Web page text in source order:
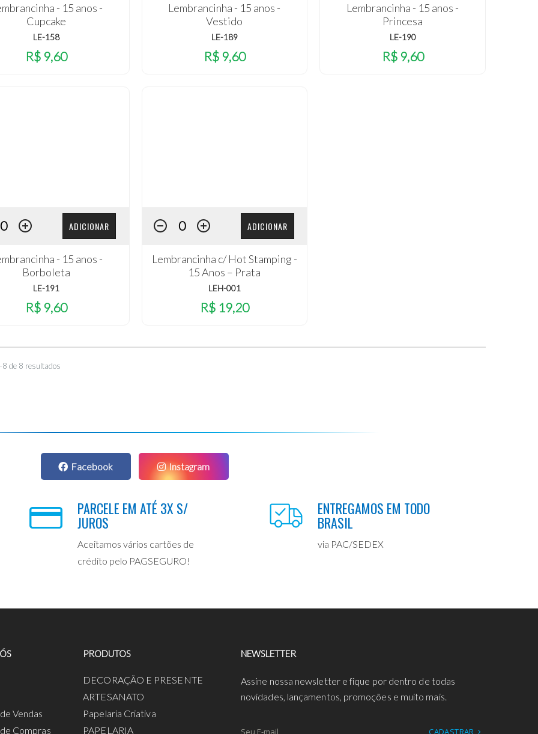
- 15 anos -
Cupcake
LE-158
R$ 9,60
Lembrancinha - 15 anos -
Vestido
LE-189
R$ 9,60
Lembrancinha - 15 anos -
Princesa
LE-190
R$ 9,60
ADICIONAR
- 15 anos -
Borboleta
LE-191
R$ 9,60
ADICIONAR
Lembrancinha c/ Hot Stamping -
15 Anos – Prata
LEH-001
R$ 19,20
de 8 resultados
Facebook Instagram
PARCELE EM ATÉ 3X S/
JUROS
Aceitamos vários cartões de
crédito pelo PAGSEGURO!
ENTREGAMOS EM TODO
BRASIL
via PAC/SEDEX
Vendas
Compras
PRODUTOS
DECORAÇÃO E PRESENTE
ARTESANATO
Papelaria Criativa
PAPELARIA
NEWSLETTER
Assine nossa newsletter e fique por dentro de todas
novidades, lançamentos, promoções e muito mais.
CADASTRAR